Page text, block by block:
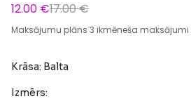
12.00 €17.00 €
Maksājumu plāns 3 ikmēneša maksājumi
Krāsa: Balta
Izmērs: